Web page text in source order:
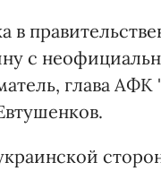
в
с
глава АФК